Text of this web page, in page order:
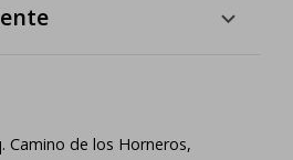
Camino de los Horneros,